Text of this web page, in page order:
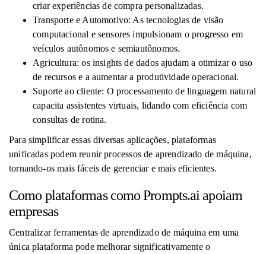
criar experiências de compra personalizadas.
Transporte e Automotivo: As tecnologias de visão
computacional e sensores impulsionam o progresso em
veículos autônomos e semiautônomos.
Agricultura: os insights de dados ajudam a otimizar o uso
de recursos e a aumentar a produtividade operacional.
Suporte ao cliente: O processamento de linguagem natural
capacita assistentes virtuais, lidando com eficiência com
consultas de rotina.
Para simplificar essas diversas aplicações, plataformas
unificadas podem reunir processos de aprendizado de máquina,
tornando-os mais fáceis de gerenciar e mais eficientes.
Como plataformas como Prompts.ai apoiam
empresas
Centralizar ferramentas de aprendizado de máquina em uma
única plataforma pode melhorar significativamente o